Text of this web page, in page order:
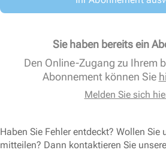
Sie haben bereits ein
Den Online-Zugang zu Ihrem
Abonnement können Sie
Melden Sie sich
Haben Sie Fehler entdeckt? Wollen Sie
mitteilen? Dann kontaktieren Sie